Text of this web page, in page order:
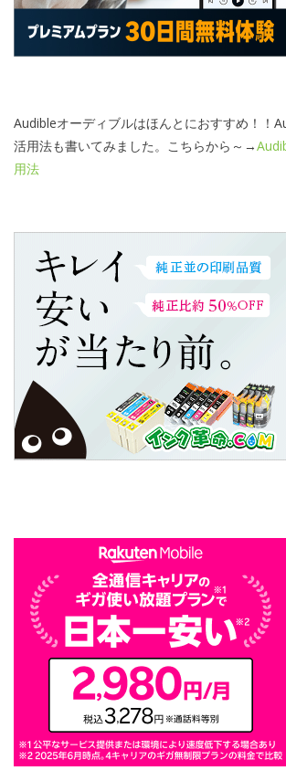
Audibleオーディブルはほんとにおすすめ！！
活用法も書いてみました。こちらから～→
用法